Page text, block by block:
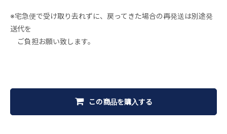
※宅急便で受け取り去れずに、戻ってきた場合の再発送は別途発
送代を
ご負担お願い致します。
この商品を購入する